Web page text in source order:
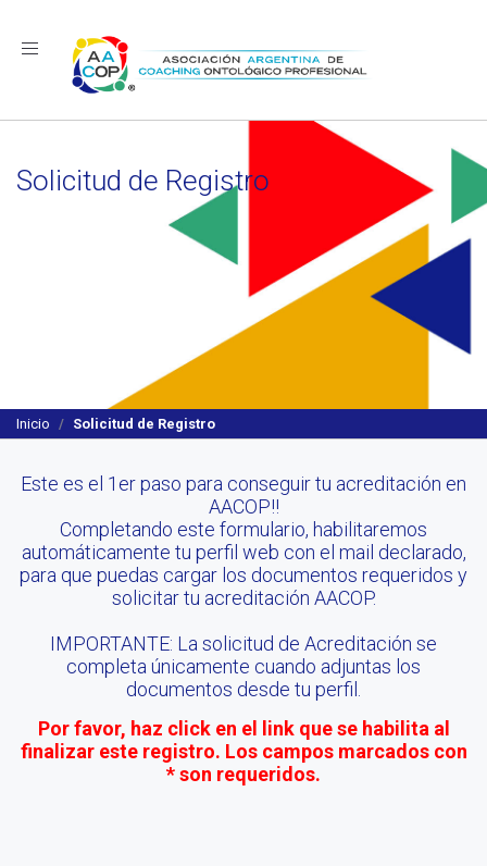
Navegación
Solicitud de Registro
Inicio Solicitud de Registro
Este es el 1er paso para conseguir tu acreditación en
AACOP!!
Completando este formulario, habilitaremos
automáticamente tu perfil web con el mail declarado,
para que puedas cargar los documentos requeridos y
solicitar tu acreditación AACOP.
IMPORTANTE: La solicitud de Acreditación se
completa únicamente cuando adjuntas los
documentos desde tu perfil.
Por favor, haz click en el link que se habilita al
finalizar este registro. Los campos marcados con
* son requeridos.